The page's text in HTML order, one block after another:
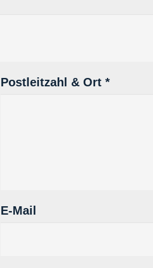
Postleitzahl & Ort *
E-Mail